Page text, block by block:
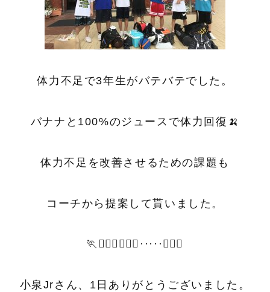
体力不足で3年生がバテバテでした。
バナナと100%のジュースで体力回復🍌
体力不足を改善させるための課題も
コーチから提案して貰いました。
🏃🏃🏼‍♂️🏃🏾‍♂️·····🏃🏿‍♂️
小泉Jrさん、1日ありがとうございました。